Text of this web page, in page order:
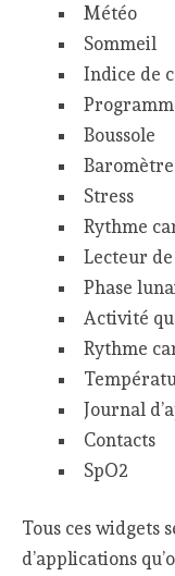
Météo
Sommeil
Indice de
Boussole
Stress
Rythme
Lecteur
Phase
Activité
Rythme
Journal
Contacts
SpO2
Tous ces widgets
d’applications